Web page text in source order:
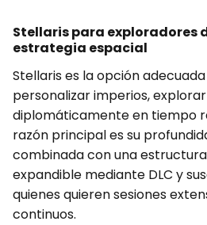
Stellaris para exploradores
estrategia espacial
Stellaris es la opción
personalizar imperios,
diplomáticamente en tiempo
razón principal es su
combinada con una
expandible mediante DLC y
quienes quieren sesiones
continuos.